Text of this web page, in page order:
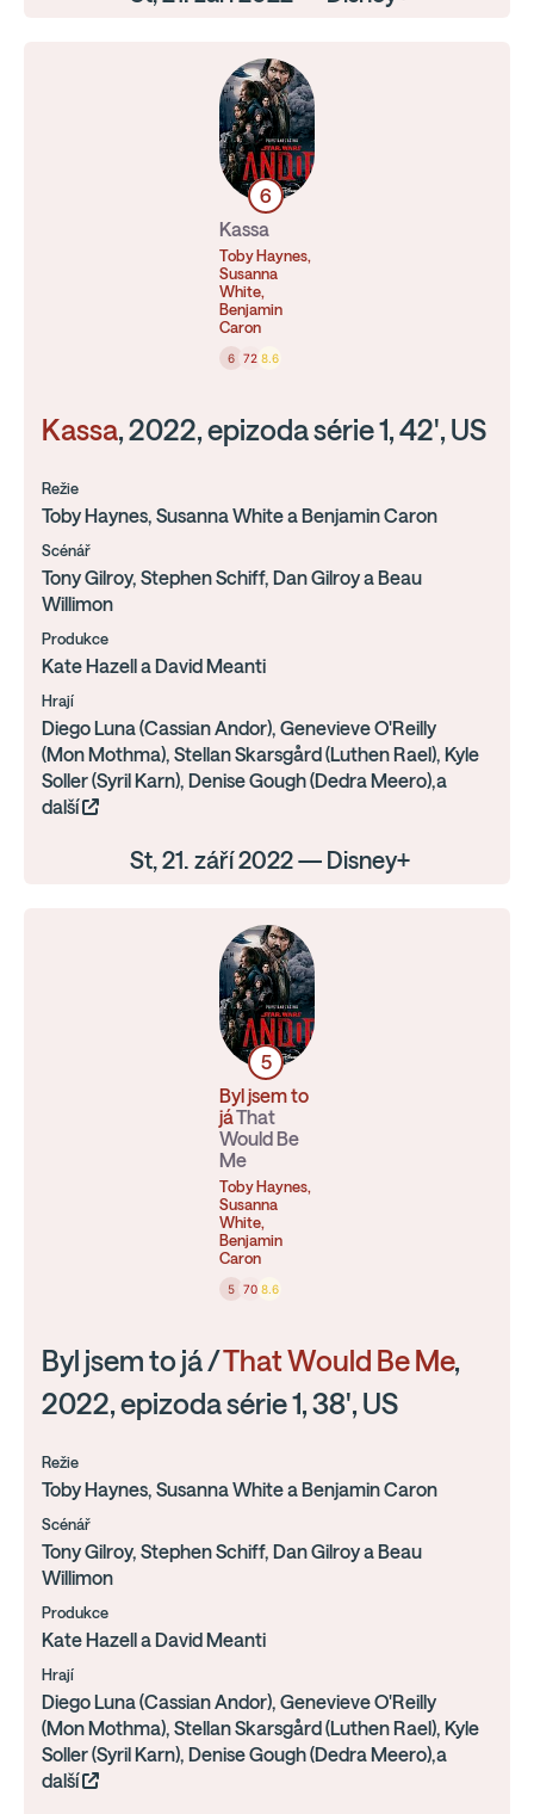
6
Kassa
Toby Haynes,
Susanna
White,
Benjamin
Caron
6 72 8.6
Kassa, 2022, epizoda série 1, 42', US
Režie
Toby Haynes, Susanna White a Benjamin Caron
Scénář
Tony Gilroy, Stephen Schiff, Dan Gilroy a Beau
Willimon
Produkce
Kate Hazell a David Meanti
Hrají
Diego Luna (Cassian Andor), Genevieve O'Reilly
(Mon Mothma), Stellan Skarsgård (Luthen Rael), Kyle
Soller (Syril Karn), Denise Gough (Dedra Meero),a
další
St, 21. září 2022 — Disney+
5
Byl jsem to
jáThat
Would Be
Me
Toby Haynes,
Susanna
White,
Benjamin
Caron
5 70 8.6
Byl jsem to já /That Would Be Me,
2022, epizoda série 1, 38', US
Režie
Toby Haynes, Susanna White a Benjamin Caron
Scénář
Tony Gilroy, Stephen Schiff, Dan Gilroy a Beau
Willimon
Produkce
Kate Hazell a David Meanti
Hrají
Diego Luna (Cassian Andor), Genevieve O'Reilly
(Mon Mothma), Stellan Skarsgård (Luthen Rael), Kyle
Soller (Syril Karn), Denise Gough (Dedra Meero),a
další